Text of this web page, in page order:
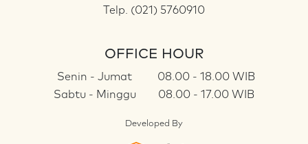
Telp. (021) 5760910
OFFICE HOUR
Senin - Jumat
08.00 - 18.00 WIB
Sabtu - Minggu
08.00 - 17.00 WIB
Developed By